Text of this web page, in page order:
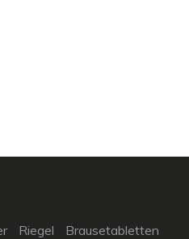
Riegel
Brausetabletten